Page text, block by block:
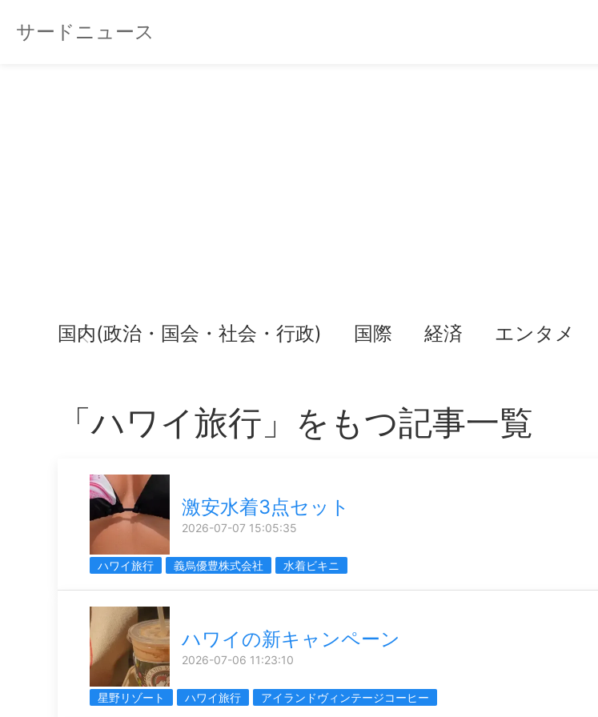
サードニュース
国内(政治・国会・社会・行政) 国際 経済 エンタメ
「ハワイ旅行」をもつ記事一覧
激安水着3点セット
2026-07-07 15:05:35
ハワイ旅行 義烏優豊株式会社 水着ビキニ
ハワイの新キャンペーン
2026-07-06 11:23:10
星野リゾート ハワイ旅行 アイランドヴィンテージコーヒー